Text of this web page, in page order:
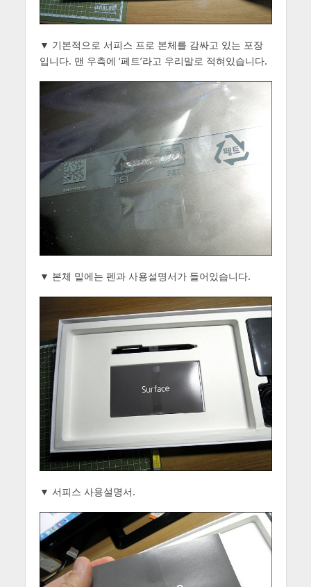
▼ 기본적으로 서피스 프로 본체를 감싸고 있는 포장
입니다. 맨 우측에 ‘페트’라고 우리말로 적혀있습니다.
▼ 본체 밑에는 펜과 사용설명서가 들어있습니다.
▼ 서피스 사용설명서.